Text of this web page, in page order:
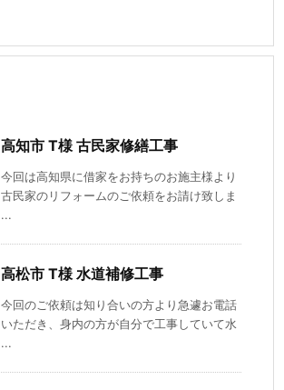
高知市 T様 古民家修繕工事
今回は高知県に借家をお持ちのお施主様より
古民家のリフォームのご依頼をお請け致しま
...
高松市 T様 水道補修工事
今回のご依頼は知り合いの方より急遽お電話
いただき、身内の方が自分で工事していて水
...